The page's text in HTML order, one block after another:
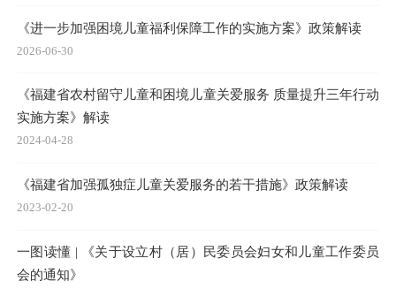
《进一步加强困境儿童福利保障工作的实施方案》政策解读
2026-06-30
《福建省农村留守儿童和困境儿童关爱服务 质量提升三年行动
实施方案》解读
2024-04-28
《福建省加强孤独症儿童关爱服务的若干措施》政策解读
2023-02-20
一图读懂 | 《关于设立村（居）民委员会妇女和儿童工作委员
会的通知》